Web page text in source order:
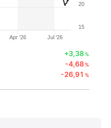
Apr '26 Jul '26
15
20
+3,38%
-4,68%
-26,91 %